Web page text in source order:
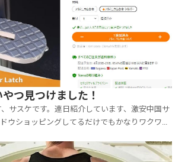
つ見つけました！
サスケです。連日紹介しています、激安中国サ
ウショッピングしてるだけでもかなりワクワク
アイテムも見つかりますのでね。で、今回、激